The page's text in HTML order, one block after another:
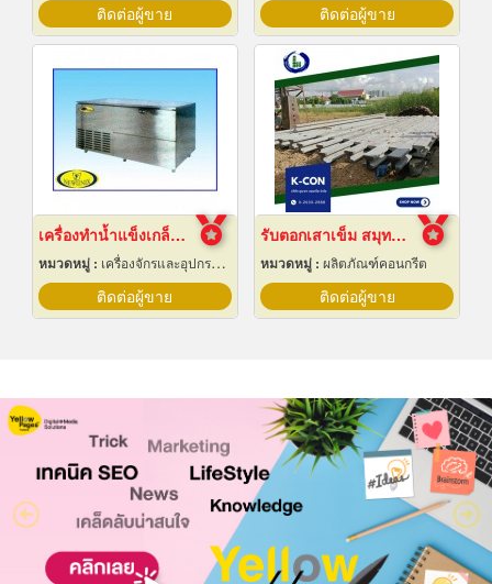
ติดต่อผู้ขาย ติดต่อผู้ขาย
เครื่องทำน้ำแข็งเกล็ด เชียงใหม่
หมวดหมู่ : เครื่องจักรและอุปกรณ์ผลิตน้ำแข็ง
ติดต่อผู้ขาย
รับตอกเสาเข็ม สมุทรปราการ ราคาถูก
หมวดหมู่ : ผลิตภัณฑ์คอนกรีต
ติดต่อผู้ขาย